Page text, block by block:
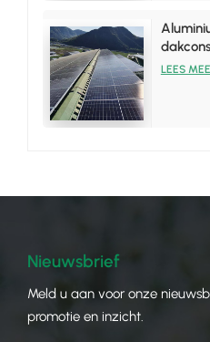
tinnen
LEES
Nieuwsbrief
Meld u aan voor onze
promotie en inzicht.